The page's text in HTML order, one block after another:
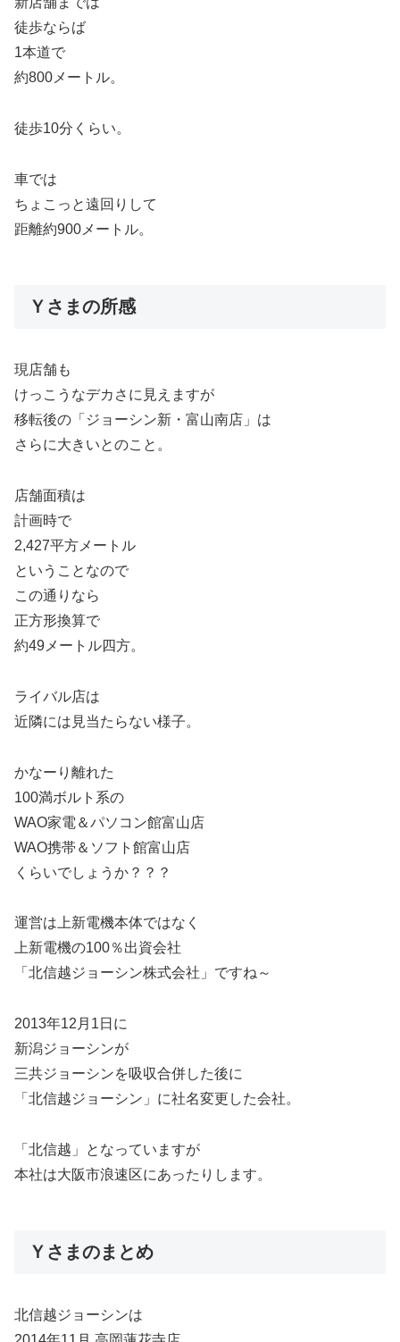
徒歩ならば
1本道で
約800メートル。
徒歩10分くらい。
車では
ちょこっと遠回りして
距離約900メートル。
Ｙさまの所感
現店舗も
けっこうなデカさに見えますが
移転後の「ジョーシン新・富山南店」は
さらに大きいとのこと。
店舗面積は
計画時で
2,427平方メートル
ということなので
この通りなら
正方形換算で
約49メートル四方。
ライバル店は
近隣には見当たらない様子。
かなーり離れた
100満ボルト系の
WAO家電＆パソコン館富山店
WAO携帯＆ソフト館富山店
くらいでしょうか？？？
運営は上新電機本体ではなく
上新電機の100％出資会社
「北信越ジョーシン株式会社」ですね～
2013年12月1日に
新潟ジョーシンが
三共ジョーシンを吸収合併した後に
「北信越ジョーシン」に社名変更した会社。
「北信越」となっていますが
本社は大阪市浪速区にあったりします。
Ｙさまのまとめ
北信越ジョーシンは